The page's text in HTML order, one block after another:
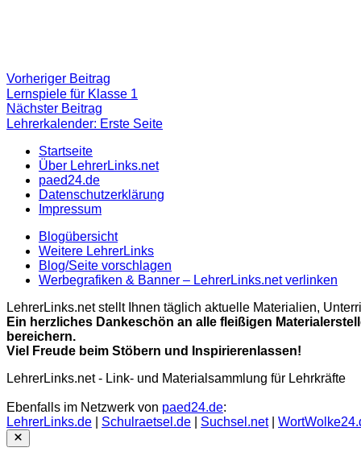
Beitragsnavigation
Vorheriger Beitrag
Beitrag:
Lernspiele für Klasse 1
Nächster Beitrag
Beitrag
Lehrerkalender: Erste Seite
Startseite
Über LehrerLinks.net
paed24.de
Datenschutzerklärung
Impressum
Blogübersicht
Weitere LehrerLinks
Blog/Seite vorschlagen
Werbegrafiken & Banner – LehrerLinks.net verlinken
LehrerLinks.net stellt Ihnen täglich aktuelle Materialien,
Ein herzliches Dankeschön an alle fleißigen
bereichern.
Viel Freude beim Stöbern und Inspirierenlassen!
LehrerLinks.net - Link- und Materialsammlung für Lehrkräfte
Ebenfalls im Netzwerk von paed24.de:
LehrerLinks.de
Schulraetsel.de Suchsel.net|
Close